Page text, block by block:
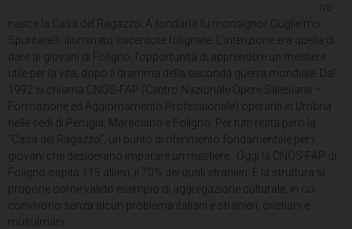
no
nasce la Casa del Ragazzo. A fondarla fu monsignor Guglielmo
Spuntarelli, illuminato sacerdote folignate. L’intenzione era quella di
dare ai giovani di Foligno, l’opportunità di apprendere un mestiere
utile per la vita, dopo il dramma della seconda guerra mondiale. Dal
1992 si chiama CNOS-FAP (Centro Nazionale Opere Salesiane –
Formazione ed Aggiornamento Professionale) operanti in Umbria
nelle sedi di Perugia, Marsciano e Foligno. Per tutti resta però la
“Casa del Ragazzo”, un punto di riferimento fondamentale per i
giovani che desiderano imparare un mestiere. Oggi la CNOS-FAP di
Foligno ospita 115 allievi, il 70% dei quali stranieri. E la struttura si
propone come valido esempio di aggregazione culturale, in cui
convivono senza alcun problema italiani e stranieri, cristiani e
musulmani.